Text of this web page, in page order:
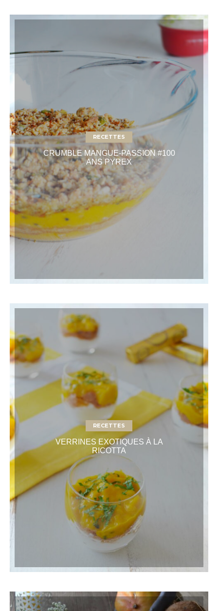
RECETTES
CRUMBLE MANGUE-PASSION #100
ANS PYREX
RECETTES
VERRINES EXOTIQUES À LA
RICOTTA